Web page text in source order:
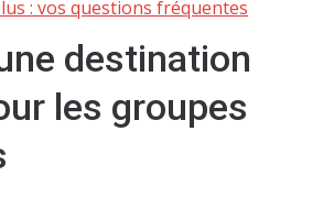
: vos questions fréquentes
destination
les groupes